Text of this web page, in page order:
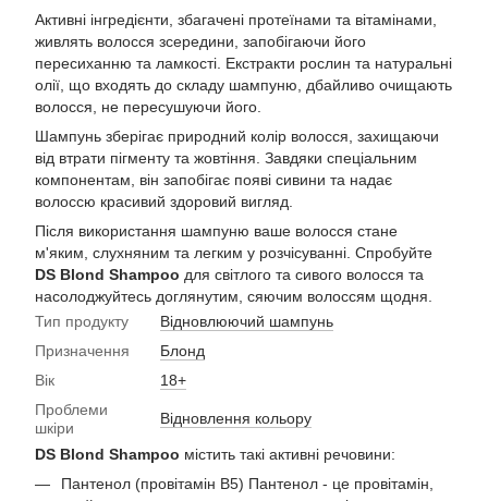
Активні інгредієнти, збагачені протеїнами та вітамінами,
живлять волосся зсередини, запобігаючи його
пересиханню та ламкості. Екстракти рослин та натуральні
олії, що входять до складу шампуню, дбайливо очищають
волосся, не пересушуючи його.
Шампунь зберігає природний колір волосся, захищаючи
від втрати пігменту та жовтіння. Завдяки спеціальним
компонентам, він запобігає появі сивини та надає
волоссю красивий здоровий вигляд.
Після використання шампуню ваше волосся стане
м'яким, слухняним та легким у розчісуванні. Спробуйте
DS Blond Shampoo для світлого та сивого волосся та
насолоджуйтесь доглянутим, сяючим волоссям щодня.
Тип продукту
Відновлюючий шампунь
Призначення
Блонд
Вік
18+
Проблеми
шкіри
Відновлення кольору
DS Blond Shampoo містить такі активні речовини:
Пантенол (провітамін В5) Пантенол - це провітамін,